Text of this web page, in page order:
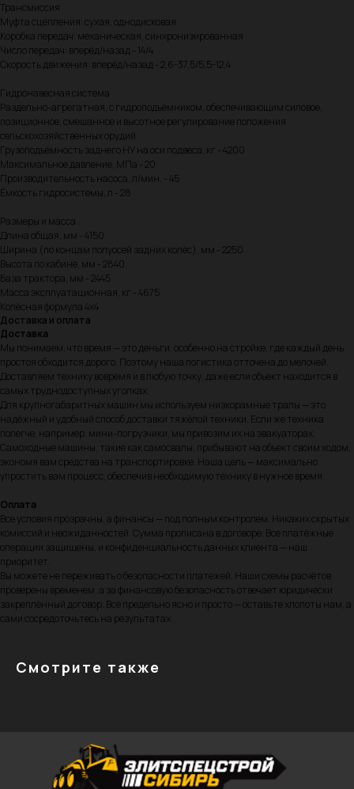
Трансмиссия
Муфта сцепления: сухая, однодисковая
Коробка передач: механическая, синхронизированная
Число передач: вперёд/назад - 14/4
Скорость движения: вперёд/назад - 2,6-37,5/5,5-12,4
Гидронавесная система
Раздельно-агрегатная, с гидроподъёмником, обеспечивающим силовое,
позиционное, смешанное и высотное регулирование положения
сельскохозяйственных орудий.
Грузоподъёмность заднего НУ на оси подвеса, кг - 4200
Максимальное давление, МПа - 20
Производительность насоса, л/мин. - 45
Ёмкость гидросистемы, л - 28
Размеры и масса
Длина общая, мм - 4150
Ширина (по концам полуосей задних колёс), мм - 2250
Высота по кабине, мм - 2840
База трактора, мм - 2445
Масса эксплуатационная, кг - 4675
Колёсная формула 4х4
Доставка и оплата
Доставка
Мы понимаем, что время — это деньги, особенно на стройке, где каждый день
простоя обходится дорого. Поэтому наша логистика отточена до мелочей.
Доставляем технику вовремя и в любую точку, даже если объект находится в
самых труднодоступных уголках.
Для крупногабаритных машин мы используем низкорамные тралы — это
надёжный и удобный способ доставки тяжёлой техники. Если же техника
полегче, например, мини-погрузчики, мы привозим их на эвакуаторах.
Самоходные машины, такие как самосвалы, прибывают на объект своим ходом,
экономя вам средства на транспортировке. Наша цель — максимально
упростить вам процесс, обеспечив необходимую технику в нужное время.
Оплата
Все условия прозрачны, а финансы — под полным контролем. Никаких скрытых
комиссий и неожиданностей. Сумма прописана в договоре. Все платёжные
операции защищены, и конфиденциальность данных клиента — наш
приоритет.
Вы можете не переживать о безопасности платежей. Наши схемы расчётов
проверены временем, а за финансовую безопасность отвечает юридически
закреплённый договор. Всё предельно ясно и просто — оставьте хлопоты нам, а
сами сосредоточьтесь на результатах.
Смотрите также